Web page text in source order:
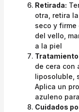
Retirada:
otra, retira
seco y
del vello,
a la piel
de cera con
liposoluble,
Aplica un
azuleno
Cuidados